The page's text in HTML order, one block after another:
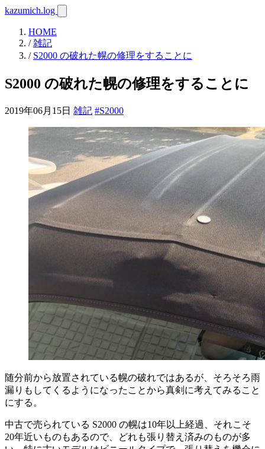
kazumich.log
HOME
/雑記
/ S2000 の破れた幌の修理をすることに
S2000 の破れた幌の修理をすることに
2019年06月15日 雑記 #S2000
随分前から放置されている幌の破れではあるが、そろそろ雨
漏りもしてくるようになったことから真剣に考えてみること
にする。
中古で売られている S2000 の幌は10年以上経過、それこそ
20年近いものもあるので、どれも張り替え済みのものが多